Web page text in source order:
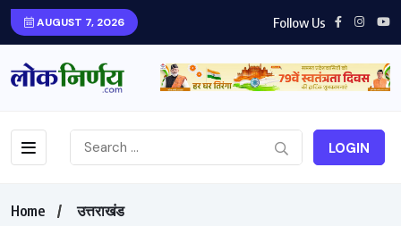
AUGUST 7, 2026 Follow Us
LOGIN
Home
उत्तराखंड